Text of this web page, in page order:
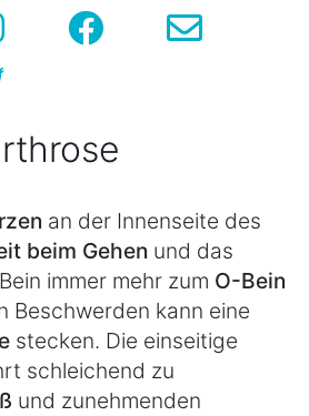
an der Innenseite des
beim Gehen und das
immer mehr zum O-Bein
Beschwerden kann eine
stecken. Die einseitige
schleichend zu
und zunehmenden